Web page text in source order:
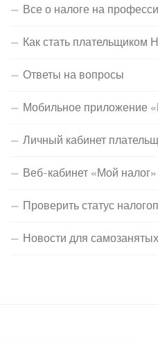
Все о налоге на
Как стать плательщиком
Ответы на вопросы
Мобильное приложение
Личный кабинет
Веб-кабинет «Мой налог»
Проверить статус
Новости для самозанятых